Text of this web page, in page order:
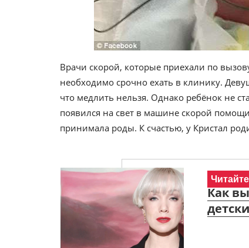
Врачи скорой, которые приехали по
необходимо срочно ехать в клинику.
что медлить нельзя. Однако ребёнок не
появился на свет в машине скорой
принимала роды. К счастью, у Кристал
Как